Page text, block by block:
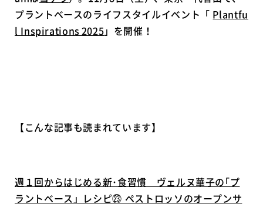
プラントベースのライフスタイルイベント「 Plantfu
l Inspirations 2025」を開催！
【こんな記事も読まれています】
週１回からはじめる新･食習慣 ヴェルヌ華子の｢プ
ラントベース」レシピ㉓ ペストロッソのオープンサ